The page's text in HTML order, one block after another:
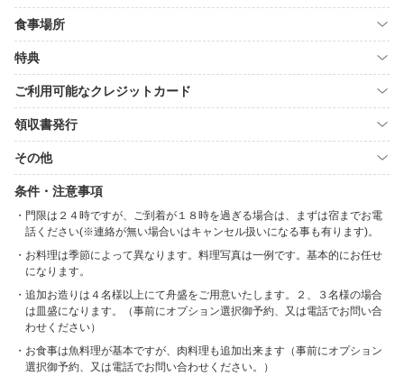
食事場所
特典
ご利用可能なクレジットカード
領収書発行
その他
条件・注意事項
門限は２４時ですが、ご到着が１８時を過ぎる場合は、まずは宿までお電
話ください(※連絡が無い場合いはキャンセル扱いになる事も有ります)。
お料理は季節によって異なります。料理写真は一例です。基本的にお任せ
になります。
追加お造りは４名様以上にて舟盛をご用意いたします。２、３名様の場合
は皿盛になります。（事前にオプション選択御予約、又は電話でお問い合
わせください）
お食事は魚料理が基本ですが、肉料理も追加出来ます（事前にオプション
選択御予約、又は電話でお問い合わせください。）